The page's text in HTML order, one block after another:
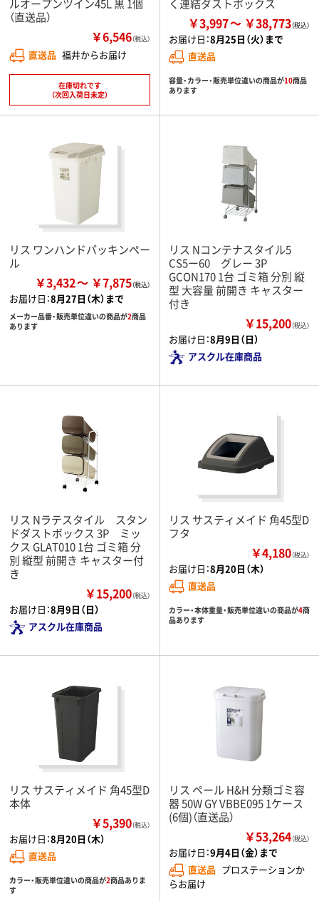
ルオープンツイン45L 黒 1個
（直送品）
￥6,546（税込）
直送品 福井からお届け
在庫切れです
（次回入荷日未定）
く連結ダストボックス
￥3,997 ￥38,773
お届け日：8月25日（火）まで
直送品
容量・カラー・販売単位違いの商品が10商品
あります
リス ワンハンドパッキンペー
ル
￥3,432 ￥7,875
お届け日：8月27日（木）まで
メーカー品番・販売単位違いの商品が2商品
あります
リス Nコンテナスタイル5
CS5ー60 グレー 3P
GCON170 1台 ゴミ箱 分別 縦
型 大容量 前開き キャスター
付き
￥15,200（税込）
お届け日：8月9日（日）
アスクル在庫商品
リス Nラテスタイル スタン
ドダストボックス 3P ミッ
クス GLAT010 1台 ゴミ箱 分
別 縦型 前開き キャスター付
き
￥15,200（税込）
お届け日：8月9日（日）
アスクル在庫商品
リス サスティメイド 角45型D
フタ
￥4,180（税込）
お届け日：8月20日（木）
直送品
カラー・本体重量・販売単位違いの商品が4商
品あります
リス サスティメイド 角45型D
本体
￥5,390（税込）
お届け日：8月20日（木）
直送品
カラー・販売単位違いの商品が2商品ありま
す
リス ペール H&H 分類ゴミ容
器 50W GY VBBE095 1ケース
(6個)（直送品）
￥53,264（税込）
お届け日：9月4日（金）まで
直送品 プロステーションか
らお届け